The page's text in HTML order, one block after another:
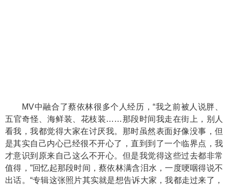
MV中融合了蔡依林很多个人经历，“我之前被人说胖、
五官奇怪、海鲜装、花枝装……那段时间我走在街上，别人
看我，我都觉得大家在讨厌我。那时虽然表面好像没事，但
是其实自己内心已经很不开心了，直到到了一个临界点，我
才意识到原来自己这么不开心。但是我觉得这些过去都非常
值得，”回忆起那段时间，蔡依林满含泪水，一度哽咽得说不
出话。“专辑这张照片其实就是想告诉大家，我都走过来了，